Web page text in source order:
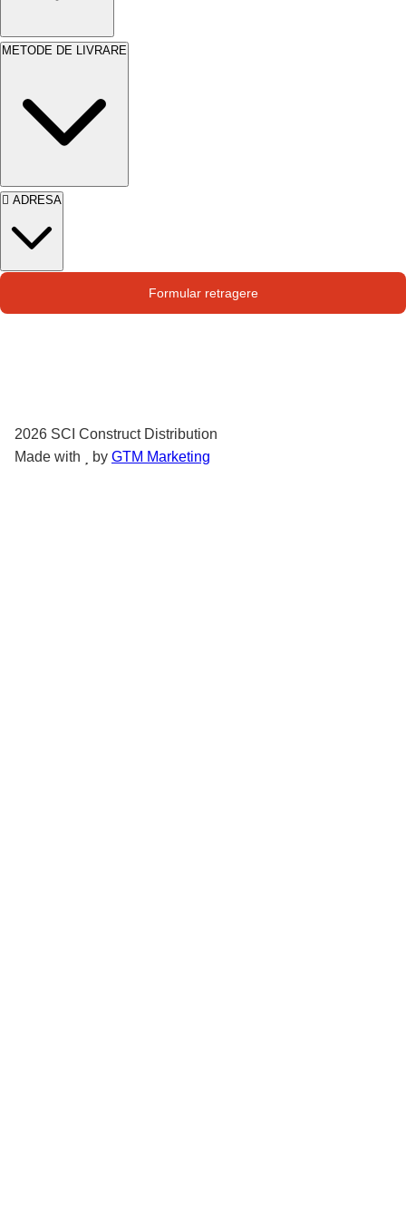
METODE DE LIVRARE
ADRESA
Formular retragere
2026 SCI Construct Distribution
Made with
by GTM Marketing